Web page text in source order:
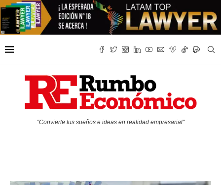
"Convierte tus sueños e ideas en realidad empresarial"